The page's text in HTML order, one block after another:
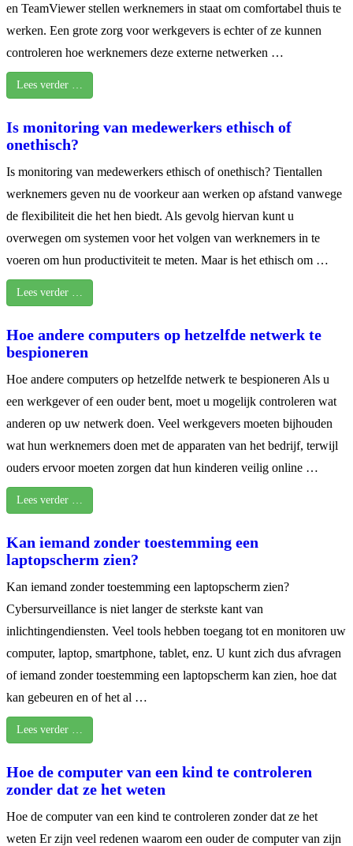
en TeamViewer stellen werknemers in staat om comfortabel thuis te
werken. Een grote zorg voor werkgevers is echter of ze kunnen
controleren hoe werknemers deze externe netwerken …
Lees verder …
Is monitoring van medewerkers ethisch of
onethisch?
Is monitoring van medewerkers ethisch of onethisch? Tientallen
werknemers geven nu de voorkeur aan werken op afstand vanwege
de flexibiliteit die het hen biedt. Als gevolg hiervan kunt u
overwegen om systemen voor het volgen van werknemers in te
voeren om hun productiviteit te meten. Maar is het ethisch om …
Lees verder …
Hoe andere computers op hetzelfde netwerk te
bespioneren
Hoe andere computers op hetzelfde netwerk te bespioneren Als u
een werkgever of een ouder bent, moet u mogelijk controleren wat
anderen op uw netwerk doen. Veel werkgevers moeten bijhouden
wat hun werknemers doen met de apparaten van het bedrijf, terwijl
ouders ervoor moeten zorgen dat hun kinderen veilig online …
Lees verder …
Kan iemand zonder toestemming een
laptopscherm zien?
Kan iemand zonder toestemming een laptopscherm zien?
Cybersurveillance is niet langer de sterkste kant van
inlichtingendiensten. Veel tools hebben toegang tot en monitoren uw
computer, laptop, smartphone, tablet, enz. U kunt zich dus afvragen
of iemand zonder toestemming een laptopscherm kan zien, hoe dat
kan gebeuren en of het al …
Lees verder …
Hoe de computer van een kind te controleren
zonder dat ze het weten
Hoe de computer van een kind te controleren zonder dat ze het
weten Er zijn veel redenen waarom een ouder de computer van zijn